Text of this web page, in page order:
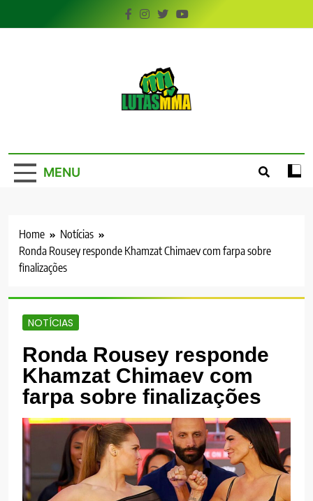
to
MENU
Home
Notícias
Ronda Rousey responde Khamzat Chimaev com farpa sobre
finalizações
NOTÍCIAS
Ronda Rousey responde
Khamzat Chimaev com
farpa sobre finalizações